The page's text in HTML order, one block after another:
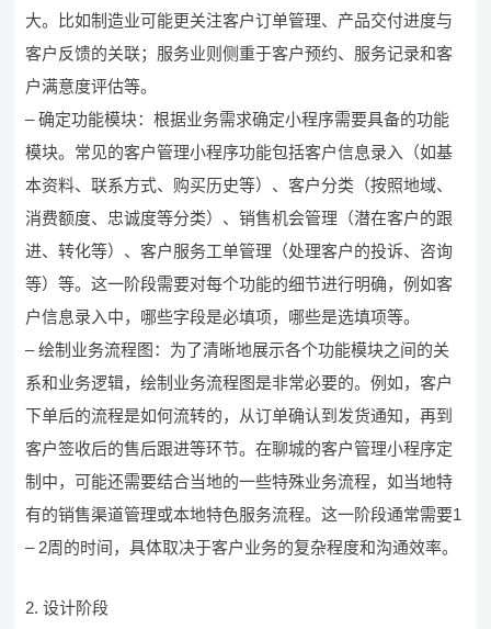
大。比如制造业可能更关注客户订单管理、产品交付进度与
客户反馈的关联；服务业则侧重于客户预约、服务记录和客
户满意度评估等。
– 确定功能模块：根据业务需求确定小程序需要具备的功能
模块。常见的客户管理小程序功能包括客户信息录入（如基
本资料、联系方式、购买历史等）、客户分类（按照地域、
消费额度、忠诚度等分类）、销售机会管理（潜在客户的跟
进、转化等）、客户服务工单管理（处理客户的投诉、咨询
等）等。这一阶段需要对每个功能的细节进行明确，例如客
户信息录入中，哪些字段是必填项，哪些是选填项等。
– 绘制业务流程图：为了清晰地展示各个功能模块之间的关
系和业务逻辑，绘制业务流程图是非常必要的。例如，客户
下单后的流程是如何流转的，从订单确认到发货通知，再到
客户签收后的售后跟进等环节。在聊城的客户管理小程序定
制中，可能还需要结合当地的一些特殊业务流程，如当地特
有的销售渠道管理或本地特色服务流程。这一阶段通常需要1
– 2周的时间，具体取决于客户业务的复杂程度和沟通效率。
2. 设计阶段